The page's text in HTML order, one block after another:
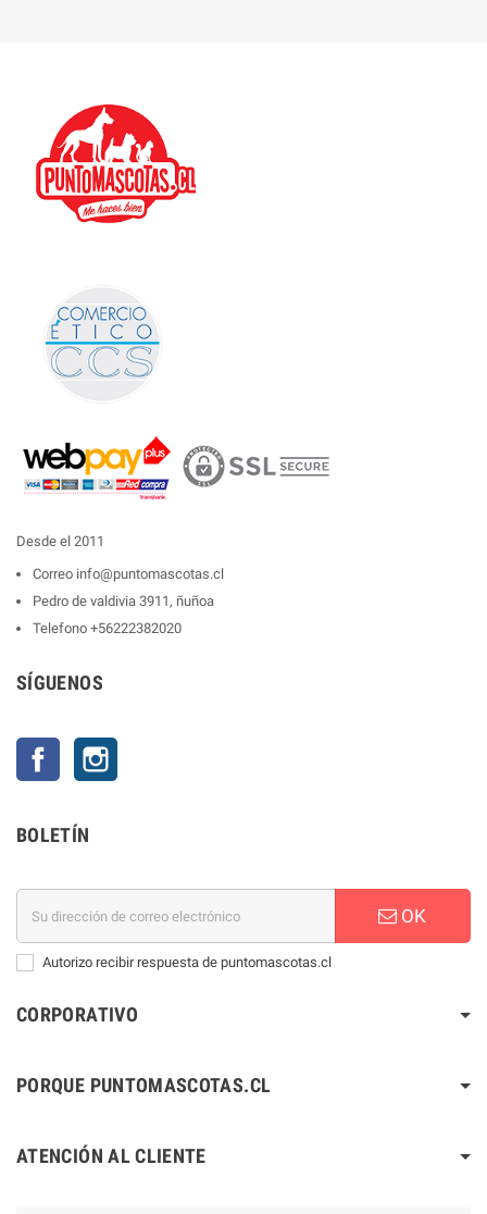
Desde el 2011
Correo info@puntomascotas.cl
Pedro de valdivia 3911, ñuñoa
Telefono +56222382020
SÍGUENOS
Facebook
BOLETÍN
OK
Autorizo recibir respuesta de puntomascotas.cl
CORPORATIVO
PORQUE PUNTOMASCOTAS.CL
ATENCIÓN AL CLIENTE